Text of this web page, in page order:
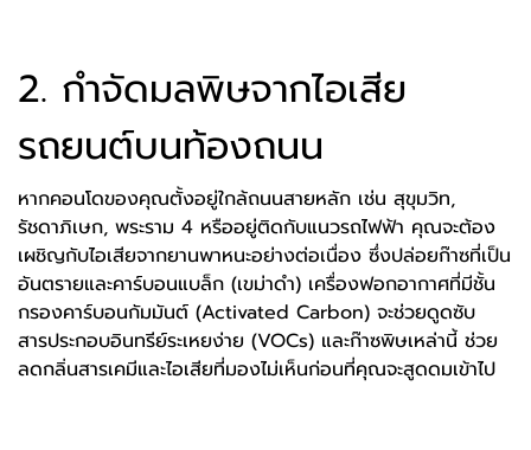
2. กำจัดมลพิษจากไอเสีย
รถยนต์บนท้องถนน
หากคอนโดของคุณตั้งอยู่ใกล้ถนนสายหลัก เช่น สุขุมวิท,
รัชดาภิเษก, พระราม 4 หรืออยู่ติดกับแนวรถไฟฟ้า คุณจะต้อง
เผชิญกับไอเสียจากยานพาหนะอย่างต่อเนื่อง ซึ่งปล่อยก๊าซที่เป็น
อันตรายและคาร์บอนแบล็ก (เขม่าดำ) เครื่องฟอกอากาศที่มีชั้น
กรองคาร์บอนกัมมันต์ (Activated Carbon) จะช่วยดูดซับ
สารประกอบอินทรีย์ระเหยง่าย (VOCs) และก๊าซพิษเหล่านี้ ช่วย
ลดกลิ่นสารเคมีและไอเสียที่มองไม่เห็นก่อนที่คุณจะสูดดมเข้าไป